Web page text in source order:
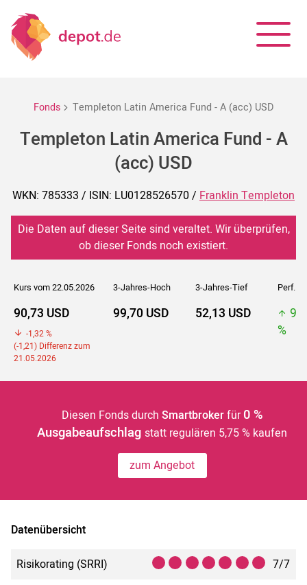
Fonds Templeton Latin America Fund - A (acc) USD
Templeton Latin America Fund - A
(acc) USD
WKN: 785333 / ISIN: LU0128526570 / Franklin Templeton
Die Daten auf dieser Seite sind veraltet. Wir überprüfen,
ob dieser Fonds noch existiert.
Kurs vom 22.05.2026 3-Jahres-Hoch 3-Jahres-Tief Perf. 5J
90,73 USD
-1,32 %
(-1,21) Differenz zum
21.05.2026
99,70 USD 52,13 USD
%
Diesen Fonds durch Smartbrokerfür 0 %
Ausgabeaufschlagstatt regulären 5,75 % kaufen
zum Angebot
Datenübersicht
Risikorating (SRRI)
7/7